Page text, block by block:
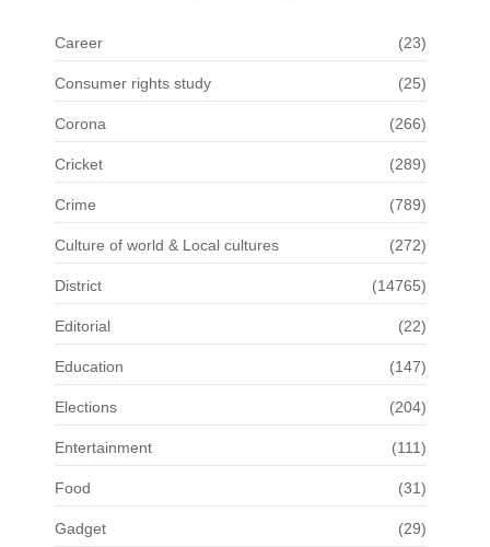
Career (23)
Consumer rights study (25)
Corona (266)
Cricket (289)
Crime (789)
Culture of world & Local cultures (272)
District (14765)
Editorial (22)
Education (147)
Elections (204)
Entertainment (111)
Food (31)
Gadget (29)